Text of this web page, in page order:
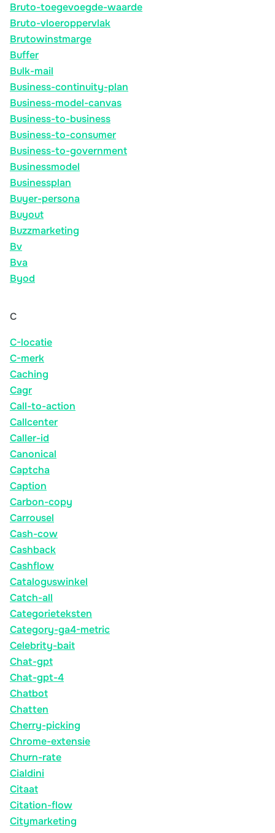
Bruto-toegevoegde-waarde
Bruto-vloeroppervlak
Brutowinstmarge
Buffer
Bulk-mail
Business-continuity-plan
Business-model-canvas
Business-to-business
Business-to-consumer
Business-to-government
Businessmodel
Businessplan
Buyer-persona
Buyout
Buzzmarketing
Bv
Bva
Byod
C
C-locatie
C-merk
Caching
Cagr
Call-to-action
Callcenter
Caller-id
Canonical
Captcha
Caption
Carbon-copy
Carrousel
Cash-cow
Cashback
Cashflow
Cataloguswinkel
Catch-all
Categorieteksten
Category-ga4-metric
Celebrity-bait
Chat-gpt
Chat-gpt-4
Chatbot
Chatten
Cherry-picking
Chrome-extensie
Churn-rate
Cialdini
Citaat
Citation-flow
Citymarketing